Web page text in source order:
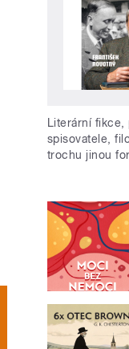
Literární fikce,
spisovatele,
trochu jinou